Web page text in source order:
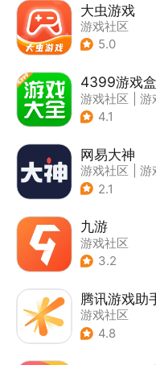
大虫游戏
游戏社区
5.0
4399游戏盒
游戏社区
游
4.1
网易大神
游戏社区
游
2.1
九游
游戏社区
3.2
腾讯游戏助
游戏社区
4.8